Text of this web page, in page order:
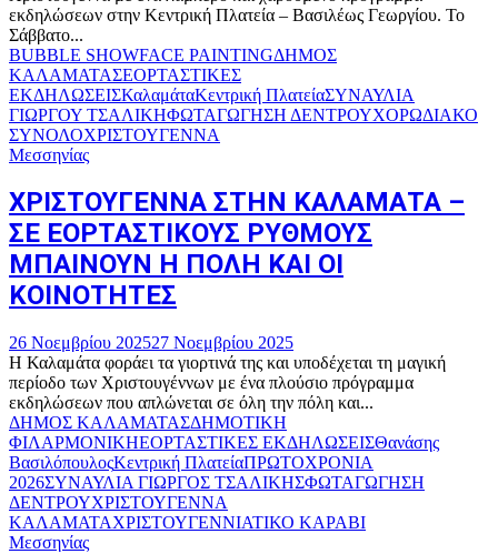
εκδηλώσεων στην Κεντρική Πλατεία – Βασιλέως Γεωργίου. Το
Σάββατο...
BUBBLE SHOWFACE PAINTINGΔΗΜΟΣ
ΚΑΛΑΜΑΤΑΣΕΟΡΤΑΣΤΙΚΕΣ
ΕΚΔΗΛΩΣΕΙΣΚαλαμάταΚεντρική ΠλατείαΣΥΝΑΥΛΙΑ
ΓΙΩΡΓΟΥ ΤΣΑΛΙΚΗΦΩΤΑΓΩΓΗΣΗ ΔΕΝΤΡΟΥΧΟΡΩΔΙΑΚΟ
ΣΥΝΟΛΟΧΡΙΣΤΟΥΓΕΝΝΑ
Μεσσηνίας
ΧΡΙΣΤΟΥΓΕΝΝΑ ΣΤΗΝ ΚΑΛΑΜΑΤΑ –
ΣΕ ΕΟΡΤΑΣΤΙΚΟΥΣ ΡΥΘΜΟΥΣ
ΜΠΑΙΝΟΥΝ Η ΠΟΛΗ ΚΑΙ ΟΙ
ΚΟΙΝΟΤΗΤΕΣ
26 Νοεμβρίου 202527 Νοεμβρίου 2025
Η Καλαμάτα φοράει τα γιορτινά της και υποδέχεται τη μαγική
περίοδο των Χριστουγέννων με ένα πλούσιο πρόγραμμα
εκδηλώσεων που απλώνεται σε όλη την πόλη και...
ΔΗΜΟΣ ΚΑΛΑΜΑΤΑΣΔΗΜΟΤΙΚΗ
ΦΙΛΑΡΜΟΝΙΚΗΕΟΡΤΑΣΤΙΚΕΣ ΕΚΔΗΛΩΣΕΙΣΘανάσης
ΒασιλόπουλοςΚεντρική ΠλατείαΠΡΩΤΟΧΡΟΝΙΑ
2026ΣΥΝΑΥΛΙΑ ΓΙΩΡΓΟΣ ΤΣΑΛΙΚΗΣΦΩΤΑΓΩΓΗΣΗ
ΔΕΝΤΡΟΥΧΡΙΣΤΟΥΓΕΝΝΑ
ΚΑΛΑΜΑΤΑΧΡΙΣΤΟΥΓΕΝΝΙΑΤΙΚΟ ΚΑΡΑΒΙ
Μεσσηνίας